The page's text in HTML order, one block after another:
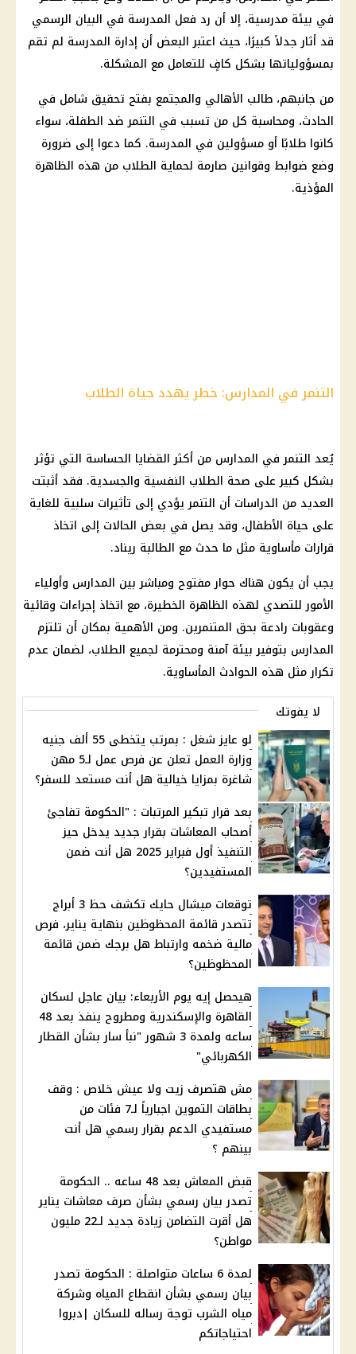
في بيئة مدرسية، إلا أن رد فعل المدرسة في البيان الرسمي
قد أثار جدلاً كبيرًا، حيث اعتبر البعض أن إدارة المدرسة لم تقم
بمسؤولياتها بشكل كافٍ للتعامل مع المشكلة.
من جانبهم، طالب الأهالي والمجتمع بفتح تحقيق شامل في
الحادث، ومحاسبة كل من تسبب في التنمر ضد الطفلة، سواء
كانوا طلابًا أو مسؤولين في المدرسة. كما دعوا إلى ضرورة
وضع ضوابط وقوانين صارمة لحماية الطلاب من هذه الظاهرة
المؤذية.
التنمر في المدارس: خطر يهدد حياة الطلاب
يُعد التنمر في المدارس من أكثر القضايا الحساسة التي تؤثر
بشكل كبير على صحة الطلاب النفسية والجسدية. فقد أثبتت
العديد من الدراسات أن التنمر يؤدي إلى تأثيرات سلبية للغاية
على حياة الأطفال، وقد يصل في بعض الحالات إلى اتخاذ
قرارات مأساوية مثل ما حدث مع الطالبة ريناد.
يجب أن يكون هناك حوار مفتوح ومباشر بين المدارس وأولياء
الأمور للتصدي لهذه الظاهرة الخطيرة، مع اتخاذ إجراءات وقائية
وعقوبات رادعة بحق المتنمرين. ومن الأهمية بمكان أن تلتزم
المدارس بتوفير بيئة آمنة ومحترمة لجميع الطلاب، لضمان عدم
تكرار مثل هذه الحوادث المأساوية.
لا يفوتك
لو عايز شغل : بمرتب يتخطى 55 ألف جنيه
وزارة العمل تعلن عن فرص عمل لـ5 مهن
شاغرة بمزايا خيالية هل أنت مستعد للسفر؟
بعد قرار تبكير المرتبات : "الحكومة تفاجئ
أصحاب المعاشات بقرار جديد يدخل حيز
التنفيذ أول فبراير 2025 هل أنت ضمن
المستفيدين؟
توقعات ميشال حايك تكشف حظ 3 أبراج
تتصدر قائمة المحظوظين بنهاية يناير، فرص
مالية ضخمه وارتباط هل برجك ضمن قائمة
المحظوظين؟
هيحصل إيه يوم الأربعاء: بيان عاجل لسكان
القاهرة والإسكندرية ومطروح ينفذ بعد 48
ساعه ولمدة 3 شهور "نبأ سار بشأن القطار
الكهربائي"
مش هتصرف زيت ولا عيش خلاص : وقف
بطاقات التموين اجبارياً لـ7 فئات من
مستفيدي الدعم بقرار رسمي هل أنت
بينهم ؟
قبض المعاش بعد 48 ساعه .. الحكومة
تصدر بيان رسمي بشأن صرف معاشات يناير
هل أقرت التضامن زيادة جديد لـ22 مليون
مواطن؟
لمدة 6 ساعات متواصلة : الحكومة تصدر
بيان رسمي بشأن انقطاع المياه وشركة
مياه الشرب توجة رساله للسكان |دبروا
احتياجاتكم